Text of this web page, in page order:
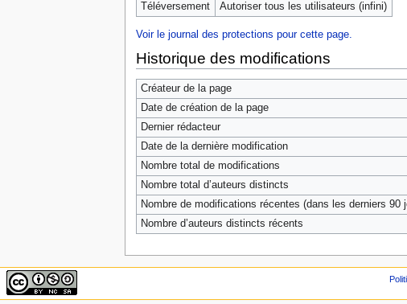
Téléversement
Autoriser tous les utilisateurs (infini)
Voir le journal des protections pour cette page.
Historique des modifications
Créateur de la page
Date de création de la page
Dernier rédacteur
Date de la dernière modification
Nombre total de modifications
Nombre total d’auteurs distincts
Nombre de modifications récentes (dans les derniers 90
Nombre d’auteurs distincts récents